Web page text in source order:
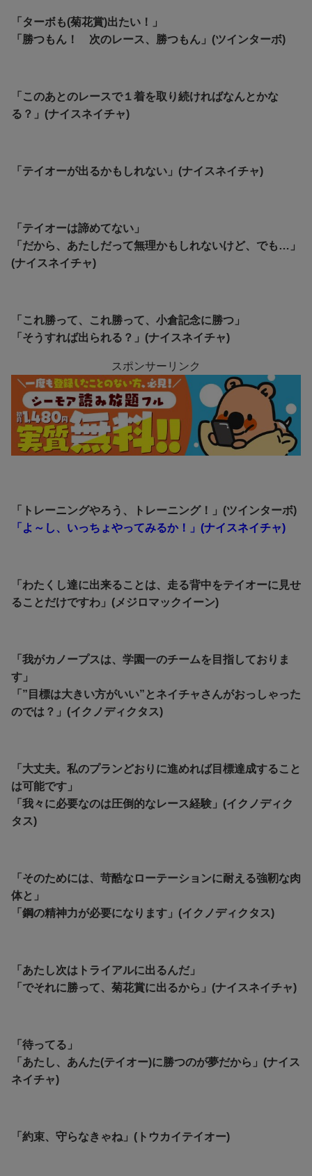
「ターボも(菊花賞)出たい！」
「勝つもん！ 次のレース、勝つもん」(ツインターボ)
「このあとのレースで１着を取り続ければなんとかな
る？」(ナイスネイチャ)
「テイオーが出るかもしれない」(ナイスネイチャ)
「テイオーは諦めてない」
「だから、あたしだって無理かもしれないけど、でも…」
(ナイスネイチャ)
「これ勝って、これ勝って、小倉記念に勝つ」
「そうすれば出られる？」(ナイスネイチャ)
スポンサーリンク
「トレーニングやろう、トレーニング！」(ツインターボ)
「よ～し、いっちょやってみるか！」(ナイスネイチャ)
「わたくし達に出来ることは、走る背中をテイオーに見せ
ることだけですわ」(メジロマックイーン)
「我がカノープスは、学園一のチームを目指しておりま
す」
「”目標は大きい方がいい”とネイチャさんがおっしゃった
のでは？」(イクノディクタス)
「大丈夫。私のプランどおりに進めれば目標達成すること
は可能です」
「我々に必要なのは圧倒的なレース経験」(イクノディク
タス)
「そのためには、苛酷なローテーションに耐える強靭な肉
体と」
「鋼の精神力が必要になります」(イクノディクタス)
「あたし次はトライアルに出るんだ」
「でそれに勝って、菊花賞に出るから」(ナイスネイチャ)
「待ってる」
「あたし、あんた(テイオー)に勝つのが夢だから」(ナイス
ネイチャ)
「約束、守らなきゃね」(トウカイテイオー)